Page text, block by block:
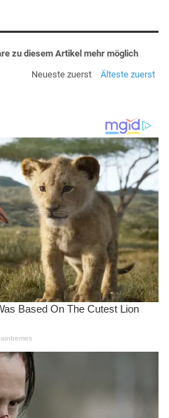
zu diesem Artikel mehr möglich
Neueste zuerst
Älteste zuerst